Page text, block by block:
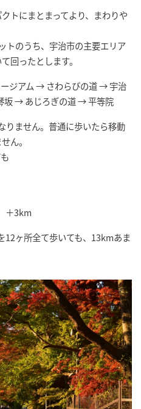
トにまとまってより、まわりや
トのうち、宇治市の主要エリア
回ったとします。
ジアム → さわらびの道 → 宇治
坂 → あじろぎの道 → 平等院
りません。普通に歩いたら移動
ん。
＋3km
12ヶ所全て歩いても、13kmあま